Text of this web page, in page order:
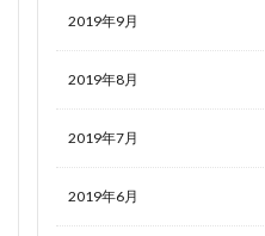
2019年9月
2019年8月
2019年7月
2019年6月